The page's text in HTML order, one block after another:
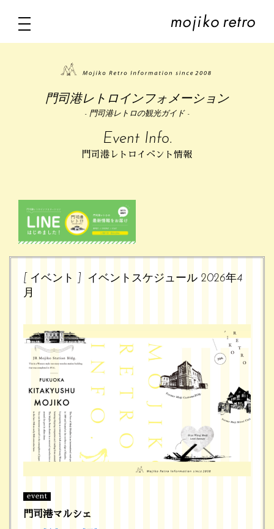
門司港レトロインフォメーション
- 門司港レトロの観光ガイド -
Event Info.
門司港レトロイベント情報
[ イベント ] イベントスケジュール 2026年4
月
event
門司港マルシェ